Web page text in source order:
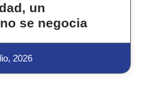
un
se negocia
2026